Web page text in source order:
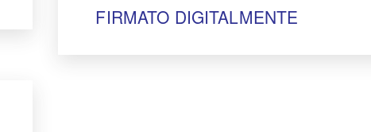
FIRMATO DIGITALMENTE